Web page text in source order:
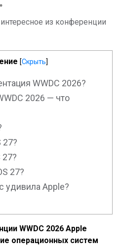
из конференции
[Скрыть]
WWDC 2026?
2026 — что
27?
27?
27?
удивила Apple?
WWDC 2026 Apple
операционных систем